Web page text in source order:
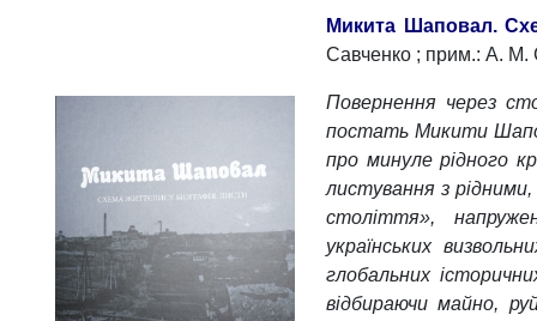
Микита Шаповал.
Савченко ; прим.: А. М.
Повернення через
постать Микити
про минуле рідного
листування з
століття»,
українських
глобальних
відбираючи майно,